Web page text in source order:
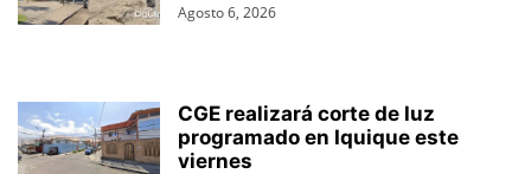
Agosto 6, 2026
CGE realizará corte de luz
programado en Iquique este
viernes